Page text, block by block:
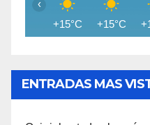
+15°C +15°C
‹
ENTRADAS MAS